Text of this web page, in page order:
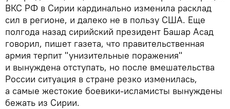
ВКС РФ в Сирии кардинально изменила расклад
сил в регионе, и далеко не в пользу США. Еще
полгода назад сирийский президент Башар Асад
говорил, пишет газета, что правительственная
армия терпит "унизительные поражения"
и вынуждена отступать, но после вмешательства
России ситуация в стране резко изменилась,
а самые жестокие боевики-исламисты вынуждены
бежать из Сирии.